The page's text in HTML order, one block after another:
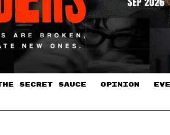
SECRET SAUCE​ OPINION